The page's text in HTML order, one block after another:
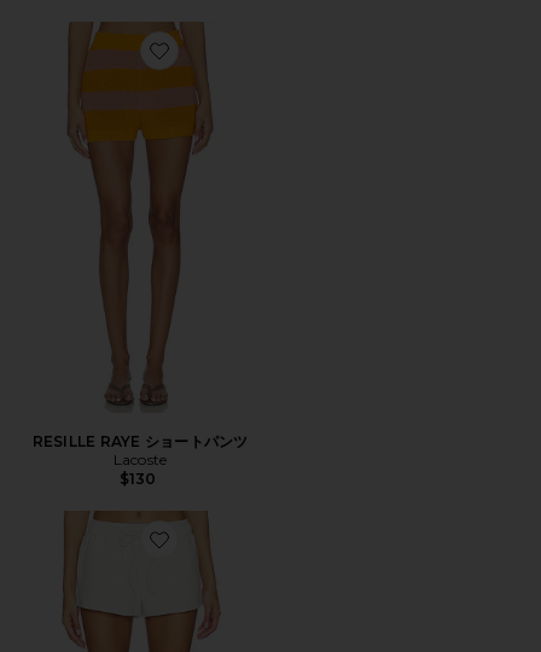
Favorite RESILLE RAYE ショートパンツ
RESILLE RAYE ショートパンツ
Lacoste
$130
Favorite BLANKA ショートパンツ